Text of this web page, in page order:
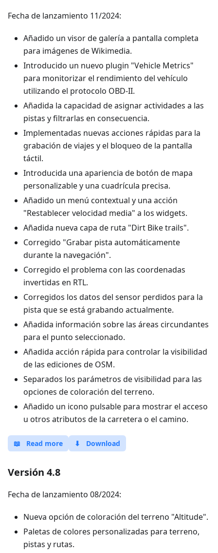
Fecha de lanzamiento 11/2024:
Añadido un visor de galería a pantalla completa
para imágenes de Wikimedia.
Introducido un nuevo plugin "Vehicle Metrics"
para monitorizar el rendimiento del vehículo
utilizando el protocolo OBD-II.
Añadida la capacidad de asignar actividades a las
pistas y filtrarlas en consecuencia.
Implementadas nuevas acciones rápidas para la
grabación de viajes y el bloqueo de la pantalla
táctil.
Introducida una apariencia de botón de mapa
personalizable y una cuadrícula precisa.
Añadido un menú contextual y una acción
"Restablecer velocidad media" a los widgets.
Añadida nueva capa de ruta "Dirt Bike trails".
Corregido "Grabar pista automáticamente
durante la navegación".
Corregido el problema con las coordenadas
invertidas en RTL.
Corregidos los datos del sensor perdidos para la
pista que se está grabando actualmente.
Añadida información sobre las áreas circundantes
para el punto seleccionado.
Añadida acción rápida para controlar la visibilidad
de las ediciones de OSM.
Separados los parámetros de visibilidad para las
opciones de coloración del terreno.
Añadido un icono pulsable para mostrar el acceso
u otros atributos de la carretera o el camino.
📖 Read more ⬇ Download
Versión 4.8
Fecha de lanzamiento 08/2024:
Nueva opción de coloración del terreno "Altitude".
Paletas de colores personalizadas para terreno,
pistas y rutas.